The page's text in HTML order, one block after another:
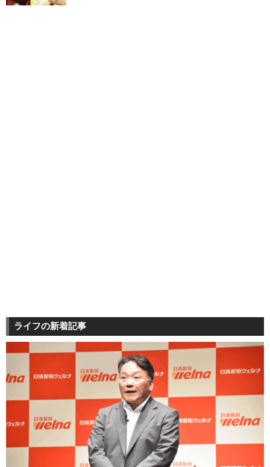
ライフの新着記事